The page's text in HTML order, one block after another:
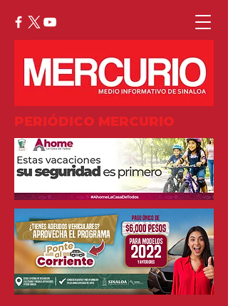
PERIÓDICO MERCURIO